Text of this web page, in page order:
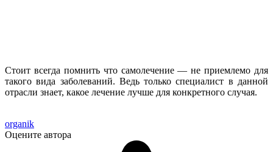
Стоит всегда помнить что самолечение — не приемлемо для
такого вида заболеваний. Ведь только специалист в данной
отрасли знает, какое лечение лучше для конкретного случая.
organik
Оцените автора